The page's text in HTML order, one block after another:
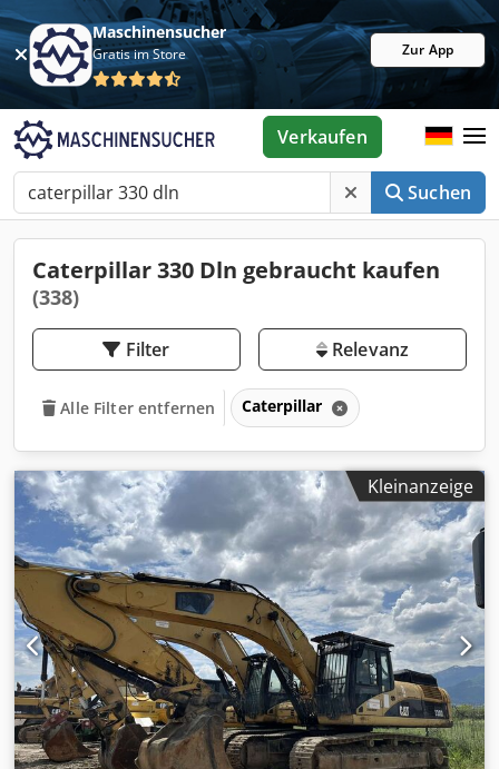
Maschinensucher
Gratis im Store Zur App
Suchen
Verkaufen
Caterpillar 330 Dln gebraucht kaufen
(338)
Filter Relevanz
Alle Filter entfernen Caterpillar
Kleinanzeige